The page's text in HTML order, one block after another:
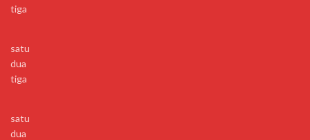
tiga
satu
dua
tiga
satu
dua